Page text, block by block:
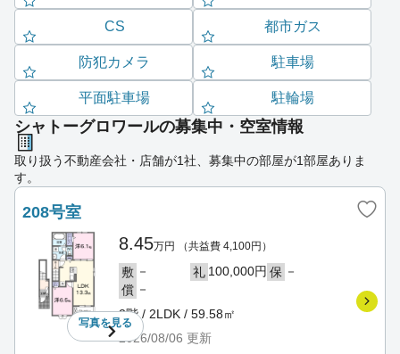
CS 都市ガス
防犯カメラ 駐車場
平面駐車場 駐輪場
シャトーグロワールの募集中・空室情報
取り扱う不動産会社・店舗が1社、募集中の部屋が1部屋ありま
す。
208号室
写真を見る
8.45万円 （共益費 4,100円）
敷 － 礼 100,000円 保 －
償 －
2階 / 2LDK / 59.58㎡
2026/08/06 更新